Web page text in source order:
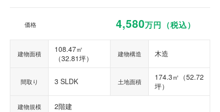
価格 4,580万円（税込）
建物面積
108.47㎡
（32.81坪）
建物構造 木造
間取り 3 SLDK 土地面積
174.3㎡（52.72
坪）
建物規模 2階建